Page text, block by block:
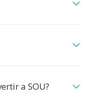
a SOU?